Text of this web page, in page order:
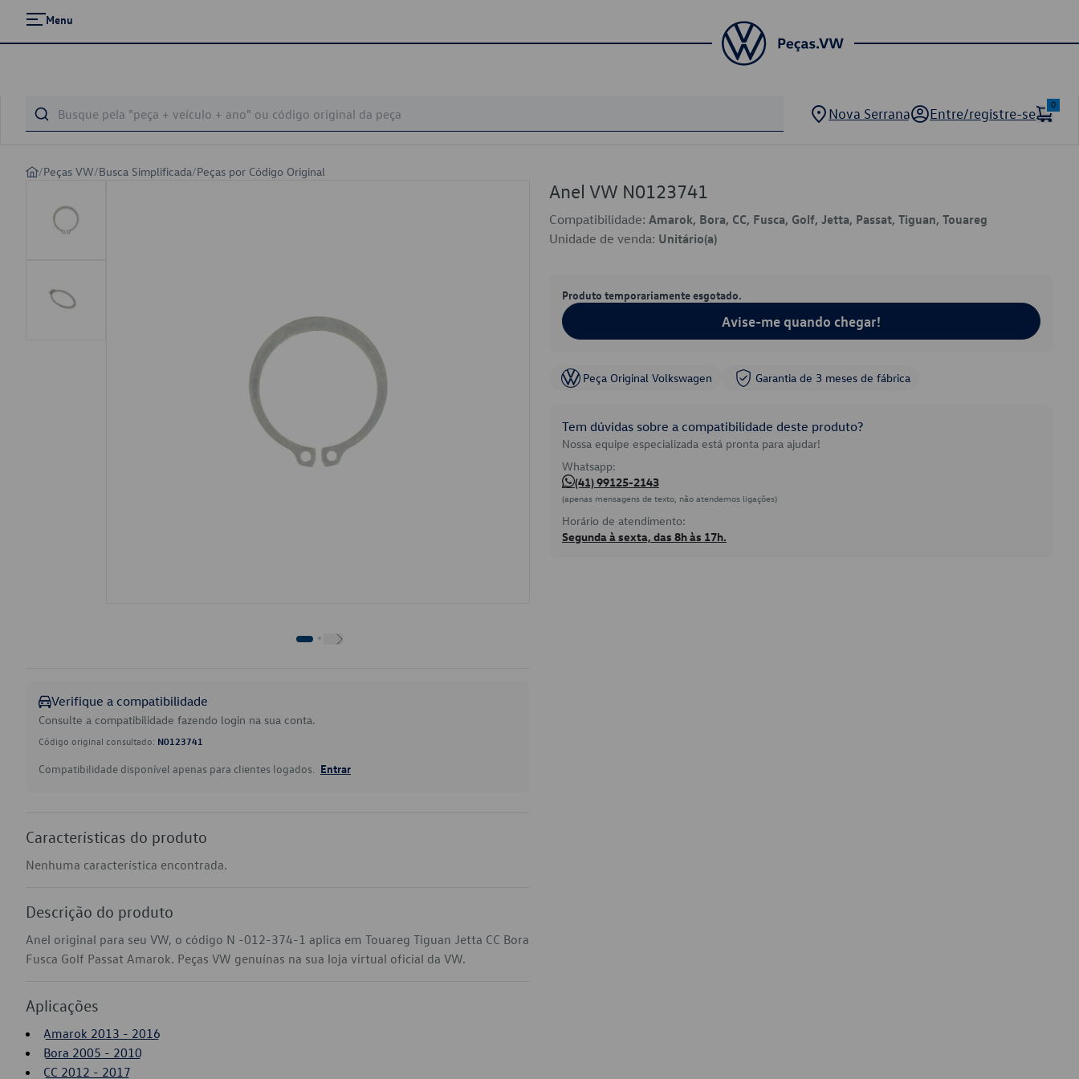
Menu
Nova Serrana Entre/registre-se
0
/Peças VW/Busca Simplificada/Peças por Código Original
Verifique a compatibilidade
Consulte a compatibilidade fazendo login na sua conta.
Código original consultado: N0123741
Compatibilidade disponível apenas para clientes logados. Entrar
Características do produto
Nenhuma característica encontrada.
Descrição do produto
Anel original para seu VW, o código N -012-374-1 aplica em Touareg Tiguan Jetta CC Bora
Fusca Golf Passat Amarok. Peças VW genuínas na sua loja virtual oficial da VW.
Aplicações
Amarok 2013 - 2016
Bora 2005 - 2010
CC 2012 - 2017
Anel VW N0123741
Compatibilidade: Amarok, Bora, CC, Fusca, Golf, Jetta, Passat, Tiguan, Touareg
Unidade de venda: Unitário(a)
Produto temporariamente esgotado.
Avise-me quando chegar!
Peça Original Volkswagen Garantia de 3 meses de fábrica
Tem dúvidas sobre a compatibilidade deste produto?
Nossa equipe especializada está pronta para ajudar!
Whatsapp:
(41) 99125-2143
(apenas mensagens de texto, não atendemos ligações)
Horário de atendimento:
Segunda à sexta, das 8h às 17h.